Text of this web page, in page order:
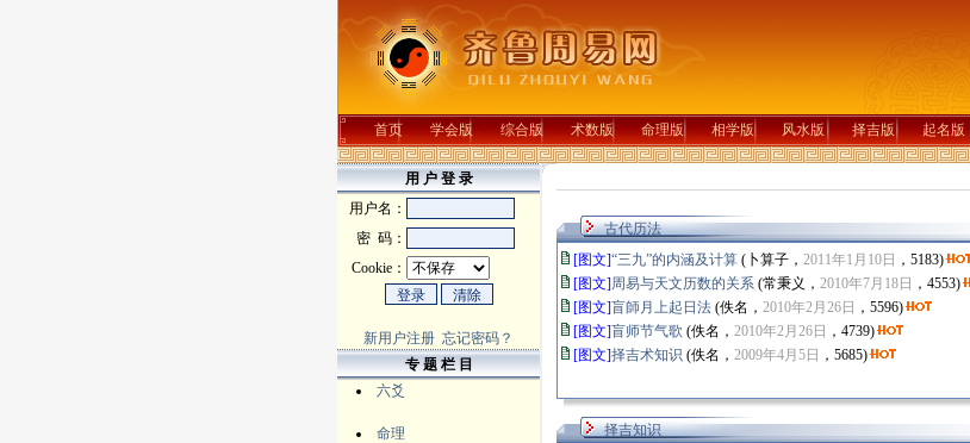
首页 学会版 综合版 术数版 命理版 相学版 风水版 择吉版 起名版
用 户 登 录
用户名：
密 码：
Cookie：
新用户注册 忘记密码？
专 题 栏 目
六爻
命理
古代历法
[图文]“三九”的内涵及计算 (卜算子， 2011年1月10日 ，5183)
[图文]周易与天文历数的关系 (常秉义， 2010年7月18日 ，4553)
[图文]盲師月上起日法 (佚名， 2010年2月26日 ，5596)
[图文]盲师节气歌 (佚名， 2010年2月26日 ，4739)
[图文]择吉术知识 (佚名， 2009年4月5日 ，5685)
择吉知识